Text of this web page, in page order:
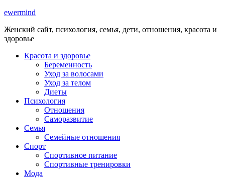
ewermind
Женский сайт, психология, семья, дети, отношения, красота и
здоровье
Красота и здоровье
Беременность
Уход за волосами
Уход за телом
Диеты
Психология
Отношения
Саморазвитие
Семья
Семейные отношения
Спорт
Спортивное питание
Спортивные тренировки
Мода